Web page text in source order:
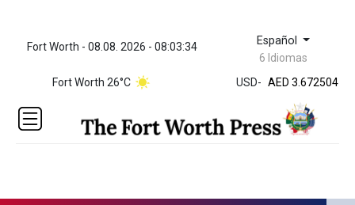
Fort Worth - 08.08. 2026 - 08:03:34 Español
6 Idiomas
Fort Worth 26°C
USD-
ZWL 321.999592
AED 3.672504
AED 3.672504
AFN
ALL 80.629676
AMD